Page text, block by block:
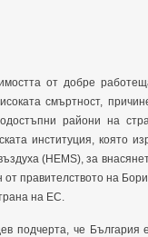
от добре
смъртност,
райони на
институция, която
(HEMS), за
правителството на
на ЕС.
подчерта, че България